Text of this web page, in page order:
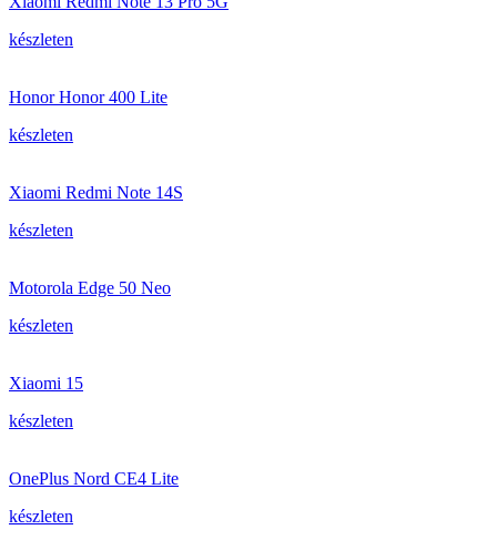
készleten
Honor Honor 400 Lite
készleten
Xiaomi Redmi Note 14S
készleten
Motorola Edge 50 Neo
készleten
Xiaomi 15
készleten
OnePlus Nord CE4 Lite
készleten